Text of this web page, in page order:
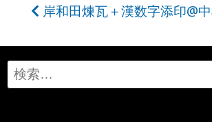
ナ
ビ
ゲ
ー
岸和田煉瓦＋漢数字添印@
Search
for: